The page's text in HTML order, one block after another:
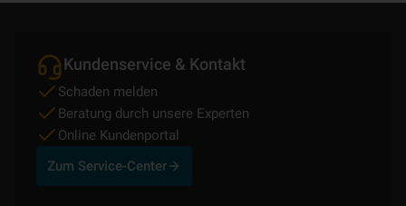
Kundenservice & Kontakt
Schaden melden
Beratung durch unsere Experten
Online Kundenportal
Zum Service-Center